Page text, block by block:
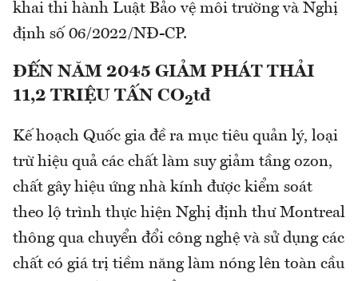
khai thi hành Luật Bảo vệ môi trường và Nghị
định số 06/2022/NĐ-CP.
ĐẾN NĂM 2045 GIẢM PHÁT THẢI
11,2 TRIỆU TẤN CO2tđ
Kế hoạch Quốc gia đề ra mục tiêu quản lý, loại
trừ hiệu quả các chất làm suy giảm tầng ozon,
chất gây hiệu ứng nhà kính được kiểm soát
theo lộ trình thực hiện Nghị định thư Montreal
thông qua chuyển đổi công nghệ và sử dụng các
chất có giá trị tiềm năng làm nóng lên toàn cầu